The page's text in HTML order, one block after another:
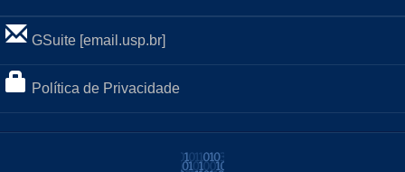
GSuite [email.usp.br]
Política de Privacidade